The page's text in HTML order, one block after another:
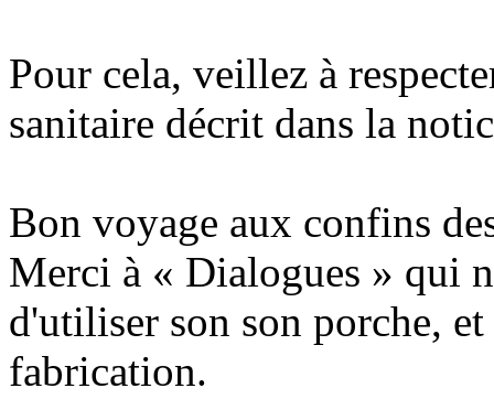
Pour cela, veillez à
sanitaire décrit dans la
Bon voyage aux confins
Merci à « Dialogues » qui
d'utiliser son son porche,
fabrication.